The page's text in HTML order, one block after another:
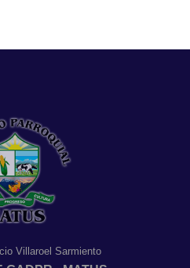
Villaroel Sarmiento